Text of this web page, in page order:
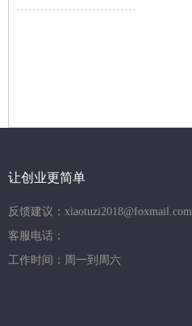
让创业更简单
反馈建议：xiaotuzi2018@foxmail.com
客服电话：
工作时间：周一到周六